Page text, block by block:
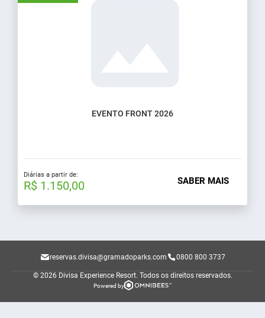
EVENTO FRONT 2026
Diárias a partir de:
R$ 1.150,00 SABER MAIS
reservas.divisa@gramadoparks.com 0800 800 3737
© 2026 Divisa Experience Resort. Todos os direitos reservados.
Powered by